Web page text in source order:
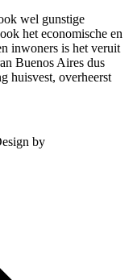
wel gunstige
het economische en
inwoners is het veruit
Buenos Aires dus
huisvest, overheerst
by